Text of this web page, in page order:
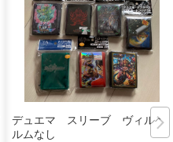
デュエマ スリーブ ヴィルヘ
ルムなし